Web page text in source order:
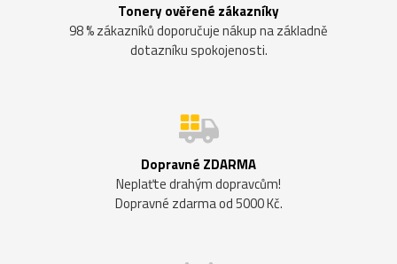
Tonery ověřené zákazníky
98 % zákazníků doporučuje nákup na základně
dotazníku spokojenosti.
Dopravné ZDARMA
Neplaťte drahým dopravcům!
Dopravné zdarma od 5000 Kč.